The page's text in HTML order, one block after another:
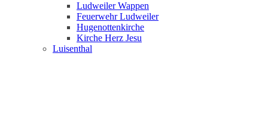
Ludweiler Wappen
Feuerwehr Ludweiler
Hugenottenkirche
Kirche Herz Jesu
Luisenthal